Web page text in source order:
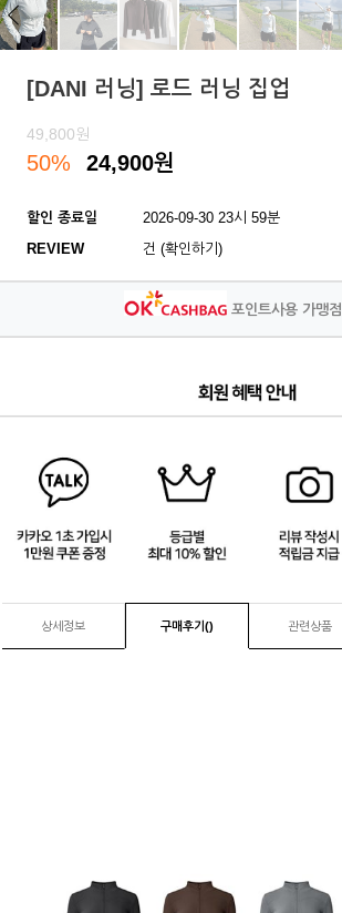
[DANI 러닝] 로드 러닝 집업
49,800원
50% 24,900원
할인 종료일
2026-09-30 23시 59분
REVIEW
건 (확인하기)
포인트사용 가맹점
상세정보 구매후기() 관련상품